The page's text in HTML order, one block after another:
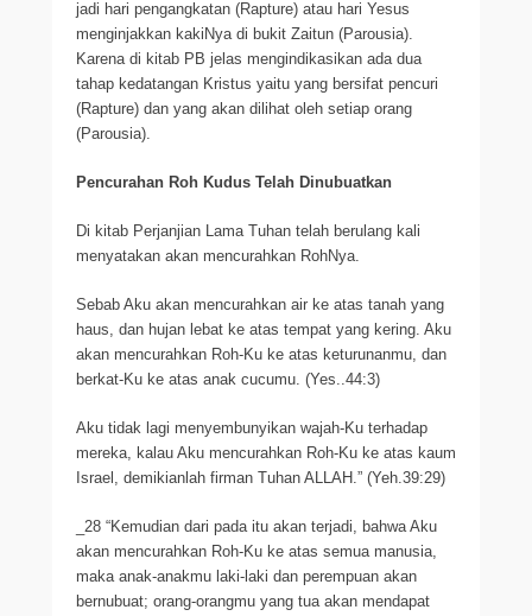
jadi hari pengangkatan (Rapture) atau hari Yesus
menginjakkan kakiNya di bukit Zaitun (Parousia).
Karena di kitab PB jelas mengindikasikan ada dua
tahap kedatangan Kristus yaitu yang bersifat pencuri
(Rapture) dan yang akan dilihat oleh setiap orang
(Parousia).
Pencurahan Roh Kudus Telah Dinubuatkan
Di kitab Perjanjian Lama Tuhan telah berulang kali
menyatakan akan mencurahkan RohNya.
Sebab Aku akan mencurahkan air ke atas tanah yang
haus, dan hujan lebat ke atas tempat yang kering. Aku
akan mencurahkan Roh-Ku ke atas keturunanmu, dan
berkat-Ku ke atas anak cucumu. (Yes..44:3)
Aku tidak lagi menyembunyikan wajah-Ku terhadap
mereka, kalau Aku mencurahkan Roh-Ku ke atas kaum
Israel, demikianlah firman Tuhan ALLAH.” (Yeh.39:29)
_28 “Kemudian dari pada itu akan terjadi, bahwa Aku
akan mencurahkan Roh-Ku ke atas semua manusia,
maka anak-anakmu laki-laki dan perempuan akan
bernubuat; orang-orangmu yang tua akan mendapat